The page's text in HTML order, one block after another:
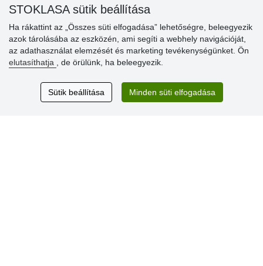
» Súgó
Vásárlók
értékelése
Excellent service
Thank you.
STOKLASA sütik beállítása
Ha rákattint az „Összes süti elfogadása” lehetőségre, beleegyezik
azok tárolásába az eszközén, ami segíti a webhely navigációját,
az adathasználat elemzését és marketing tevékenységünket. Ön
elutasíthatja
, de örülünk, ha beleegyezik.
Sütik beállítása Minden süti elfogadása